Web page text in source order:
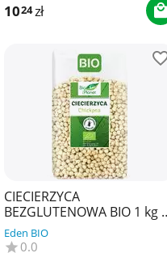
1024zł
CIECIERZYCA
BEZGLUTENOWA BIO 1 kg -
BIO PLANET
Eden BIO
0.0